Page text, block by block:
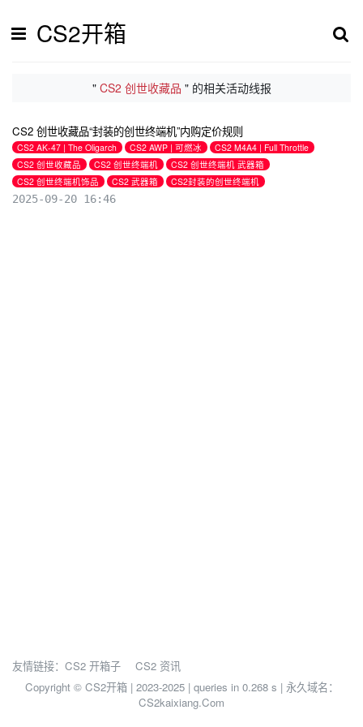
CS2开箱
"CS2 创世收藏品 " 的相关活动线报
CS2 创世收藏品“封装的创世终端机”内购定价规则
CS2 AK-47 | The Oligarch CS2 AWP | 可燃冰
CS2 M4A4 | Full Throttle
CS2 创世收藏品
CS2 创世终端机
CS2 创世终端机 武器箱
CS2 创世终端机饰品
CS2 武器箱 CS2封装的创世终端机
2025-09-20 16:46
友情链接： CS2 开箱子
CS2 资讯
Copyright © CS2开箱 | 2023-2025 | queries in 0.268 s | 永久域名：
CS2kaixiang.Com